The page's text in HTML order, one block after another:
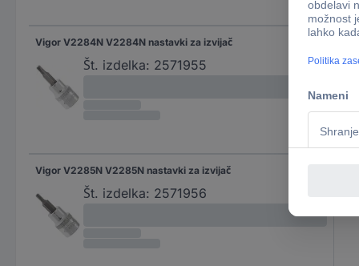
Vigor V2284N V2284N nastavki za izvijač
Št. izdelka: 2571955
Vigor V2285N V2285N nastavki za izvijač
Št. izdelka: 2571956